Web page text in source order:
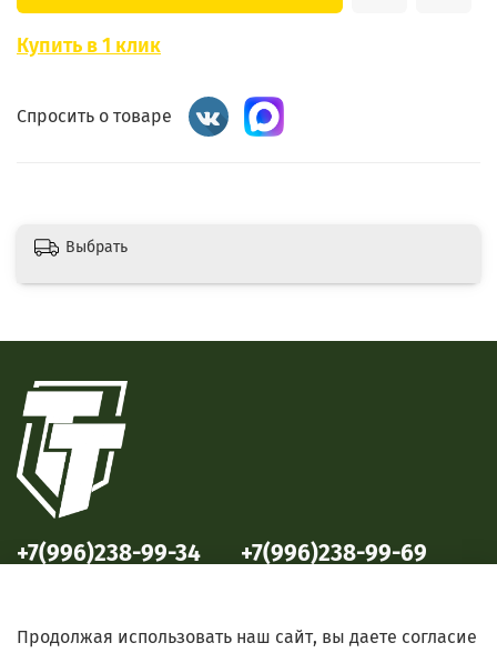
Купить в 1 клик
Спросить о товаре
Выбрать
+7(996)238-99-34 +7(996)238-99-69
Продолжая использовать наш сайт, вы даете согласие